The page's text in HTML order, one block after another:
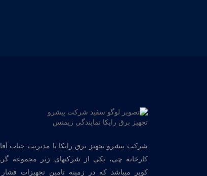
شرکت پیشرو تجهیز برق رایکا با مدیریت جناب
کارخانه چی، یکی از شرکتهای زیر مجموعه
کویر میباشد که در زمینه تامین تجهیزات